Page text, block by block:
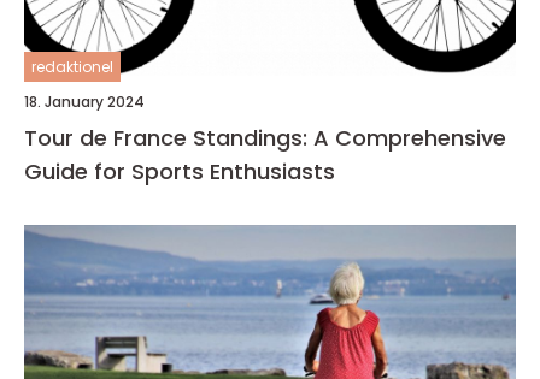
redaktionel
18. January 2024
Tour de France Standings: A Comprehensive
Guide for Sports Enthusiasts